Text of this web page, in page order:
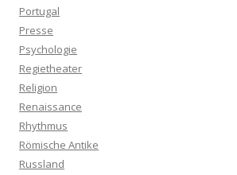
Portugal
Presse
Psychologie
Regietheater
Religion
Renaissance
Rhythmus
Römische Antike
Russland